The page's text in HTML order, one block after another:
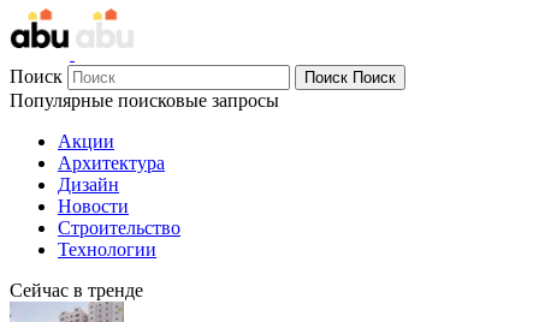
Поиск Поиск Поиск
Популярные поисковые запросы
Акции
Архитектура
Дизайн
Новости
Строительство
Технологии
Сейчас в тренде